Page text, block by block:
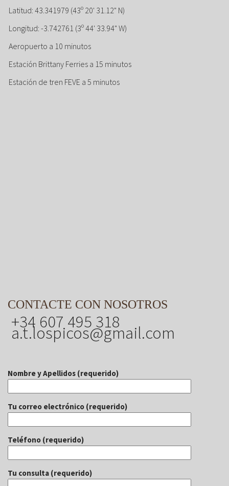
Latitud: 43.341979 (43º 20' 31.12" N)
Longitud: -3.742761 (3º 44' 33.94" W)
Aeropuerto a 10 minutos
Estación Brittany Ferries a 15 minutos
Estación de tren FEVE a 5 minutos
CONTACTE CON NOSOTROS
+34 607 495 318
a.t.lospicos@gmail.com
Nombre y Apellidos (requerido)
Tu correo electrónico (requerido)
Teléfono (requerido)
Tu consulta (requerido)